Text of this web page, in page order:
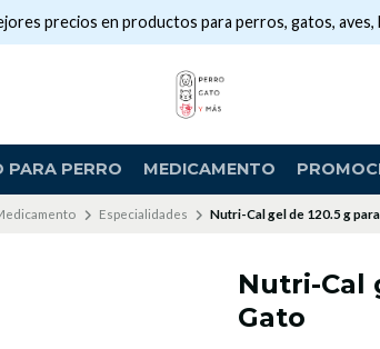
PARA PERRO MEDICAMENTO
precios en productos para perros, gatos, aves,
Especialidades Nutri-Cal gel de 120.5 g
Nutri-Cal
Gato